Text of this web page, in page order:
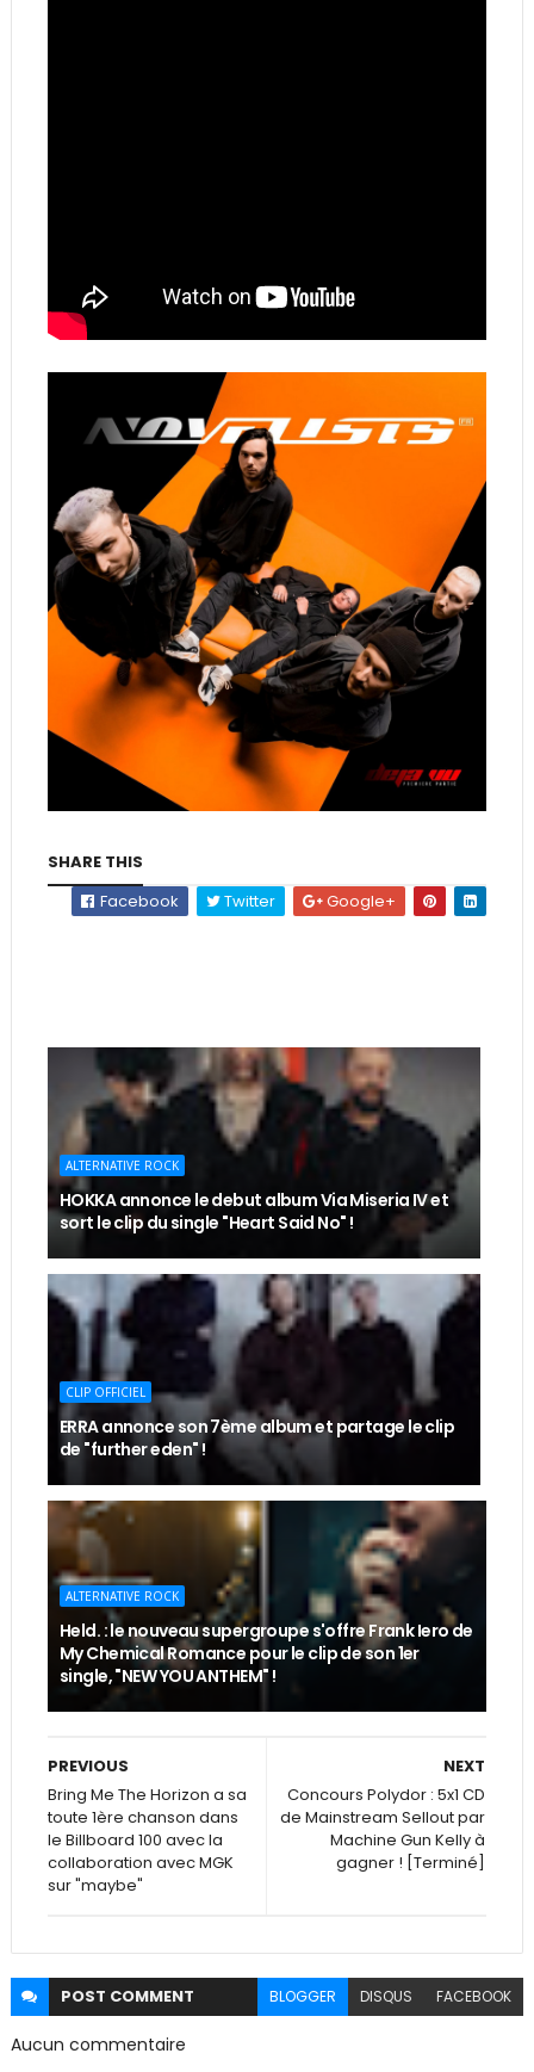
SHARE THIS
Facebook
Twitter Google+
ALTERNATIVE ROCK
HOKKA annonce le debut album Via Miseria IV et
sort le clip du single "Heart Said No" !
CLIP OFFICIEL
ERRA annonce son 7ème album et partage le clip
de "further eden" !
ALTERNATIVE ROCK
Held. : le nouveau supergroupe s'offre Frank Iero de
My Chemical Romance pour le clip de son 1er
single, "NEW YOU ANTHEM" !
NEXT
Concours Polydor : 5x1 CD
de Mainstream Sellout par
Machine Gun Kelly à
gagner ! [Terminé]
PREVIOUS
Bring Me The Horizon a sa
toute 1ère chanson dans
le Billboard 100 avec la
collaboration avec MGK
sur "maybe"
POST COMMENT BLOGGER DISQUS FACEBOOK
Aucun commentaire